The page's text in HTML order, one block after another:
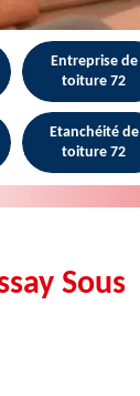
Entreprise de
toiture 72
Etanchéité de
toiture 72
Sous